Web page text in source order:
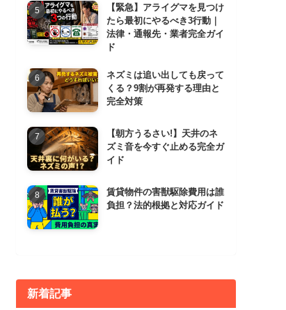
【緊急】アライグマを見つけ
たら最初にやるべき3行動｜
法律・通報先・業者完全ガイ
ド
ネズミは追い出しても戻って
くる？9割が再発する理由と
完全対策
【朝方うるさい!】天井のネ
ズミ音を今すぐ止める完全ガ
イド
賃貸物件の害獣駆除費用は誰
負担？法的根拠と対応ガイド
新着記事